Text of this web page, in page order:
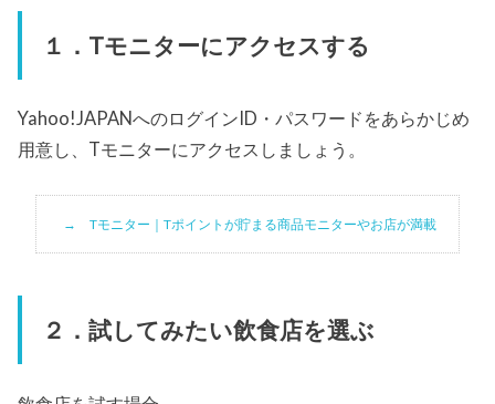
１．Tモニターにアクセスする
Yahoo!JAPANへのログインID・パスワードをあらかじめ
用意し、Tモニターにアクセスしましょう。
Tモニター｜Tポイントが貯まる商品モニターやお店が満載
２．試してみたい飲食店を選ぶ